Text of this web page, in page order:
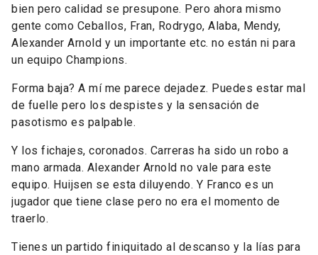
bien pero calidad se presupone. Pero ahora mismo
gente como Ceballos, Fran, Rodrygo, Alaba, Mendy,
Alexander Arnold y un importante etc. no están ni para
un equipo Champions.
Forma baja? A mí me parece dejadez. Puedes estar mal
de fuelle pero los despistes y la sensación de
pasotismo es palpable.
Y los fichajes, coronados. Carreras ha sido un robo a
mano armada. Alexander Arnold no vale para este
equipo. Huijsen se esta diluyendo. Y Franco es un
jugador que tiene clase pero no era el momento de
traerlo.
Tienes un partido finiquitado al descanso y la lías para